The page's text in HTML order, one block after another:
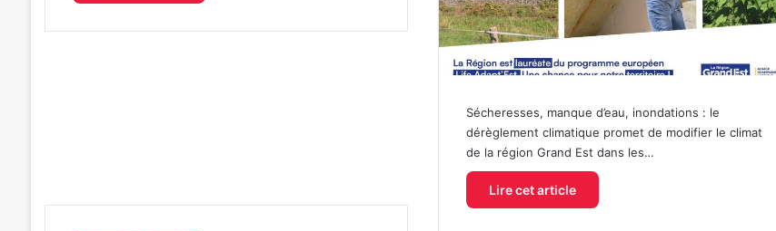
Sécheresses, manque d’eau, inondations : le
dérèglement climatique promet de modifier le climat
de la région Grand Est dans les…
Lire cet article